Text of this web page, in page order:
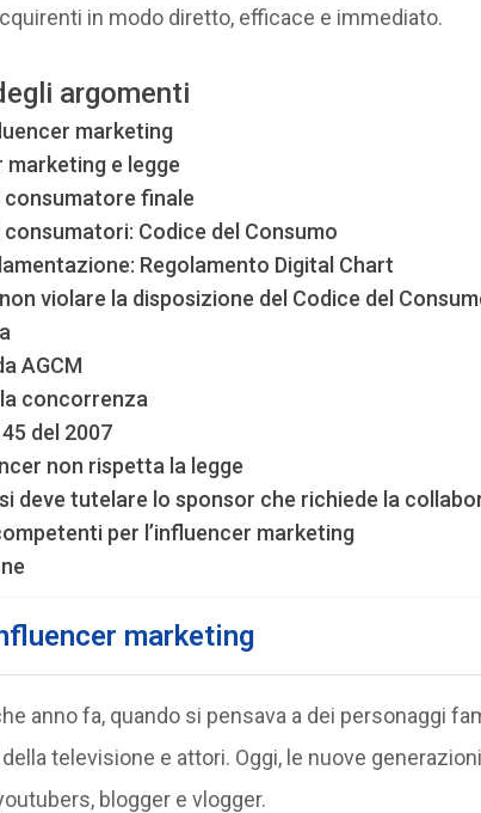
in modo diretto, efficace e immediato.
argomenti
marketing
marketing e legge
consumatore finale
consumatori: Codice del Consumo
Regolamento Digital Chart
violare la disposizione del Codice del
AGCM
concorrenza
del 2007
non rispetta la legge
deve tutelare lo sponsor che richiede la
per l’influencer marketing
marketing
anno fa, quando si pensava a dei personaggi
televisione e attori. Oggi, le nuove
blogger e vlogger.